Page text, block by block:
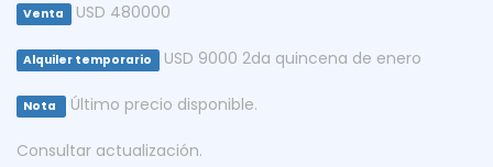
Venta USD 480000
Alquiler temporario USD 9000 2da quincena de enero
Nota Último precio disponible.
Consultar actualización.